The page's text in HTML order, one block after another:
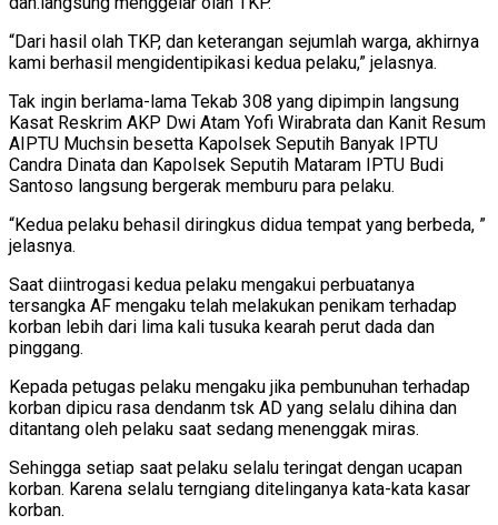
“Dari hasil olah TKP, dan keterangan sejumlah warga, akhirnya
kami berhasil mengidentipikasi kedua pelaku,” jelasnya.
Tak ingin berlama-lama Tekab 308 yang dipimpin langsung
Kasat Reskrim AKP Dwi Atam Yofi Wirabrata dan Kanit Resum
AIPTU Muchsin besetta Kapolsek Seputih Banyak IPTU
Candra Dinata dan Kapolsek Seputih Mataram IPTU Budi
Santoso langsung bergerak memburu para pelaku.
“Kedua pelaku behasil diringkus didua tempat yang berbeda, ”
jelasnya.
Saat diintrogasi kedua pelaku mengakui perbuatanya
tersangka AF mengaku telah melakukan penikam terhadap
korban lebih dari lima kali tusuka kearah perut dada dan
pinggang.
Kepada petugas pelaku mengaku jika pembunuhan terhadap
korban dipicu rasa dendanm tsk AD yang selalu dihina dan
ditantang oleh pelaku saat sedang menenggak miras.
Sehingga setiap saat pelaku selalu teringat dengan ucapan
korban. Karena selalu terngiang ditelinganya kata-kata kasar
korban.